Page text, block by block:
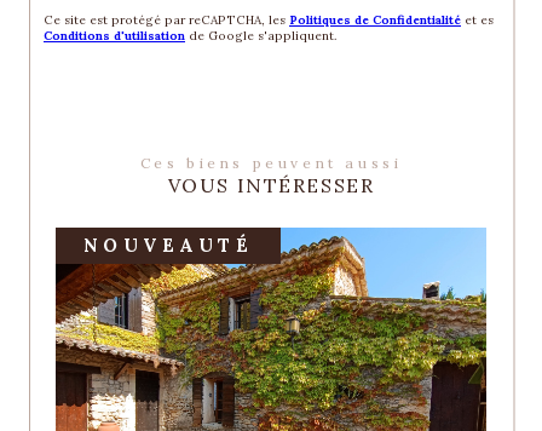
Ce site est protégé par reCAPTCHA, les Politiques de Confidentialité et es
Conditions d'utilisation de Google s'appliquent.
Ces biens peuvent aussi
VOUS INTÉRESSER
NOUVEAUTÉ